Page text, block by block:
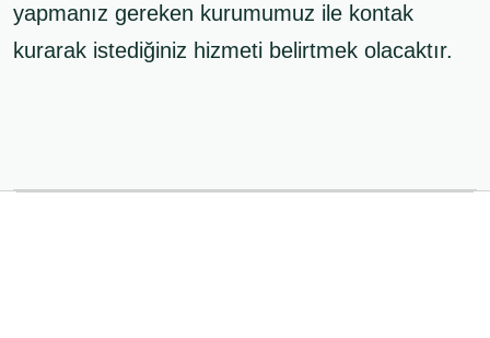
yapmanız gereken kurumumuz ile kontak
kurarak istediğiniz hizmeti belirtmek olacaktır.